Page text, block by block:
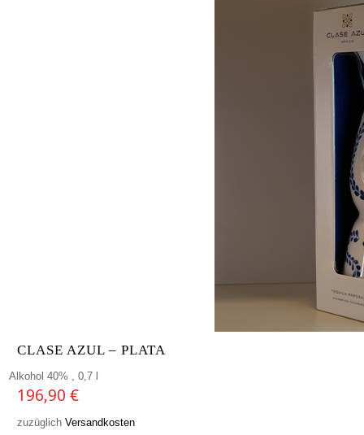
CLASE AZUL – PLATA
Alkohol 40% , 0,7 l
196,90 €
zuzüglich Versandkosten